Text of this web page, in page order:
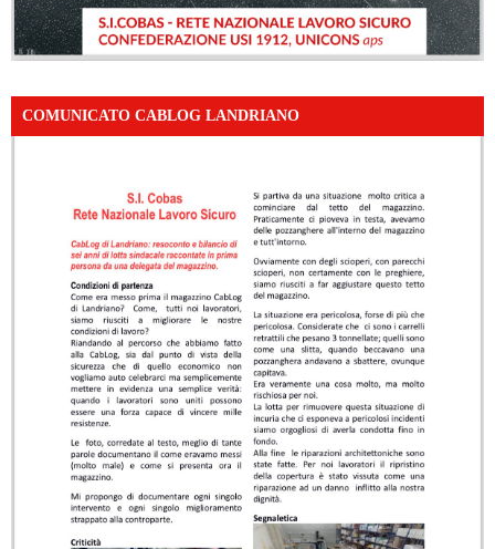
COMUNICATO CABLOG LANDRIANO